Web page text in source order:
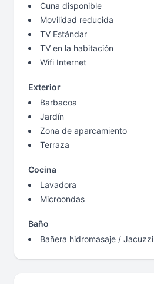
Cuna disponible
Movilidad reducida
TV Estándar
TV en la habitación
Wifi Internet
Exterior
Barbacoa
Jardín
Zona de aparcamiento
Terraza
Cocina
Lavadora
Microondas
Baño
Bañera hidromasaje / Jacuzzi